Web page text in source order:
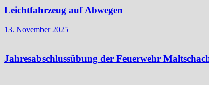
Leichtfahrzeug auf Abwegen
13. November 2025
Jahresabschlussübung der Feuerwehr